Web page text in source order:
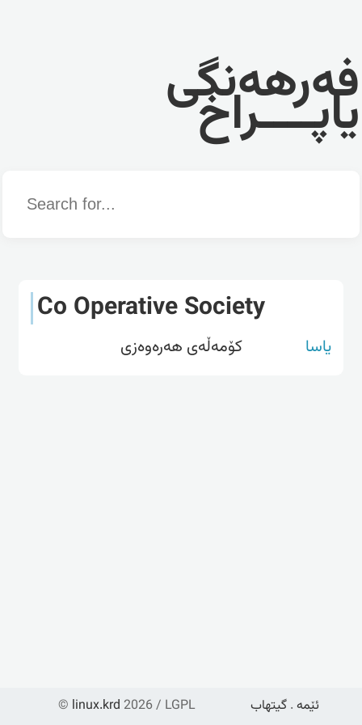
فەرهەنگی
یاپــــراخ
Word
Co Operative Society
یاسا کۆمەڵەی هەرەوەزی
© linux.krd 2026 / LGPL ئێمە . گیتهاب